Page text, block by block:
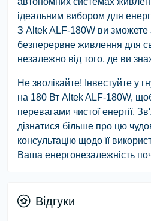
ідеальним вибором для
З Altek ALF-180W ви зможете
безперервне живлення для
незалежно від того, де ви
Не зволікайте! Інвестуйте у
на 180 Вт Altek ALF-180W,
перевагами чистої енергії.
дізнатися більше про цю
консультацію щодо її
Ваша енергонезалежність
Відгуки